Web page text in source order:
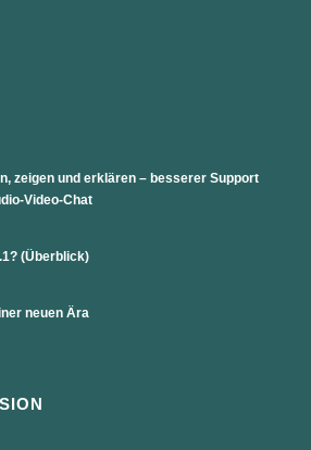
zeigen und erklären – besserer Support
Video-Chat
(Überblick)
neuen Ära